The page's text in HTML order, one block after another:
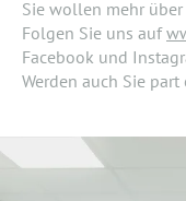
Sie wollen mehr
Folgen Sie uns auf
Facebook und
Werden auch Sie